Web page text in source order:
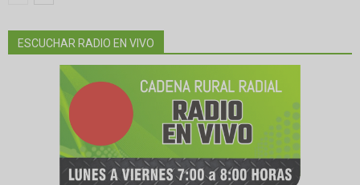
ESCUCHAR RADIO EN VIVO